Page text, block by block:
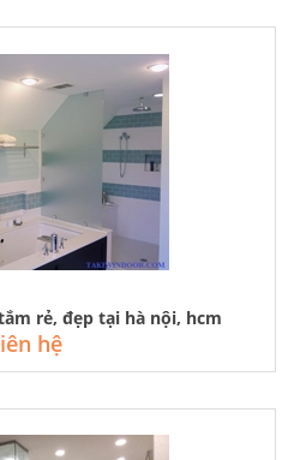
rẻ, đẹp tại hà nội, hcm
hệ